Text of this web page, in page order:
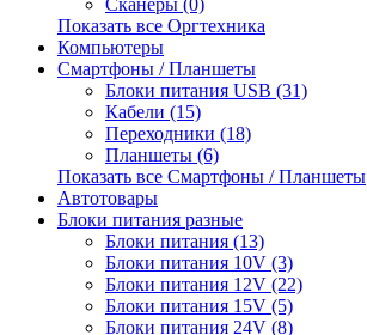
Сканеры (0)
Показать все Оргтехника
Компьютеры
Смартфоны / Планшеты
Блоки питания USB (31)
Кабели (15)
Переходники (18)
Планшеты (6)
Показать все Смартфоны / Планшеты
Автотовары
Блоки питания разные
Блоки питания (13)
Блоки питания 10V (3)
Блоки питания 12V (22)
Блоки питания 15V (5)
Блоки питания 24V (8)